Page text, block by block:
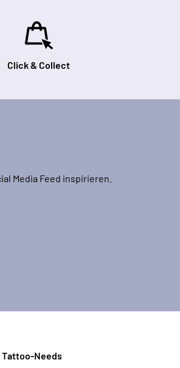
Click & Collect
Media Feed inspirieren.
Tattoo-Needs